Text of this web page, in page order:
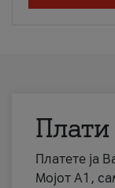
Платете ја
Мојот А1,